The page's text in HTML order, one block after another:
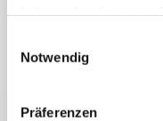
Notwendig
Präferenzen
Betreff*